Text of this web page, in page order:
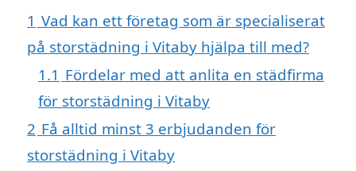
1 Vad kan ett företag som är specialiserat
på storstädning i Vitaby hjälpa till med?
1.1 Fördelar med att anlita en städfirma
för storstädning i Vitaby
2 Få alltid minst 3 erbjudanden för
storstädning i Vitaby